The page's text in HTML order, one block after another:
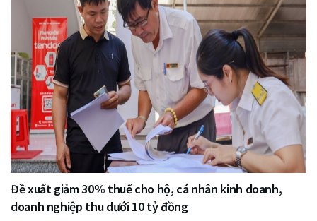
Đề xuất giảm 30% thuế cho hộ, cá nhân kinh doanh,
doanh nghiệp thu dưới 10 tỷ đồng